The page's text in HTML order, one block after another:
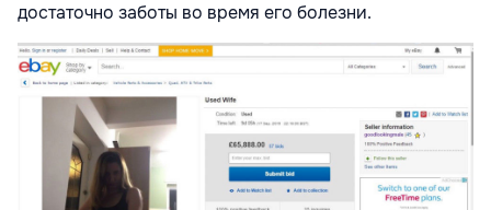
достаточно заботы во время его болезни.